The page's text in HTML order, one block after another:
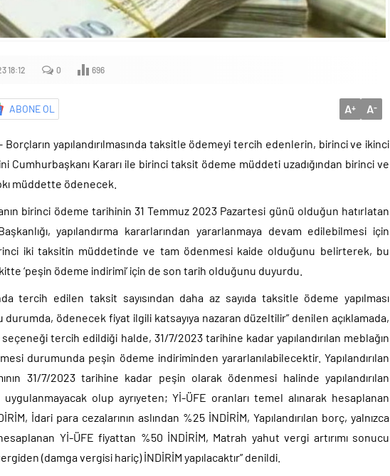
18:12 0 696
ABONE OL A+ A-
Borçların yapılandırılmasında taksitle ödemeyi tercih edenlerin, birinci ve ikinci
Cumhurbaşkanı Kararı ile birinci taksit ödeme müddeti uzadığından birinci ve
müddette ödenecek.
birinci ödeme tarihinin 31 Temmuz 2023 Pazartesi günü olduğun hatırlatan
yapılandırma kararlarından yararlanmaya devam edilebilmesi için
iki taksitin müddetinde ve tam ödenmesi kaide olduğunu belirterek, bu
‘peşin ödeme indirimi’ için de son tarih olduğunu duyurdu.
tercih edilen taksit sayısından daha az sayıda taksitle ödeme yapılması
ödenecek fiyat ilgili katsayıya nazaran düzeltilir” denilen açıklamada,
tercih edildiği halde, 31/7/2023 tarihine kadar yapılandırılan meblağın
durumunda peşin ödeme indiriminden yararlanılabilecektir. Yapılandırılan
31/7/2023 tarihine kadar peşin olarak ödenmesi halinde yapılandırılan
uygulanmayacak olup ayrıyeten; Yİ-ÜFE oranları temel alınarak hesaplanan
İdari para cezalarının aslından %25 İNDİRİM, Yapılandırılan borç, yalnızca
Yİ-ÜFE fiyattan %50 İNDİRİM, Matrah yahut vergi artırımı sonucu
(damga vergisi hariç) İNDİRİM yapılacaktır” denildi.